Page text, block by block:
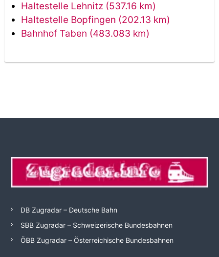
Haltestelle Lehnitz (537.16 km)
Haltestelle Bopfingen (202.13 km)
Bahnhof Taben (483.083 km)
DB Zugradar – Deutsche Bahn
SBB Zugradar – Schweizerische Bundesbahnen
ÖBB Zugradar – Österreichische Bundesbahnen